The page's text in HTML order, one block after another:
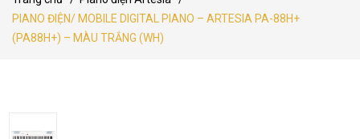
PIANO ĐIỆN/ MOBILE DIGITAL PIANO – ARTESIA PA-88H+
(PA88H+) – MÀU TRẮNG (WH)